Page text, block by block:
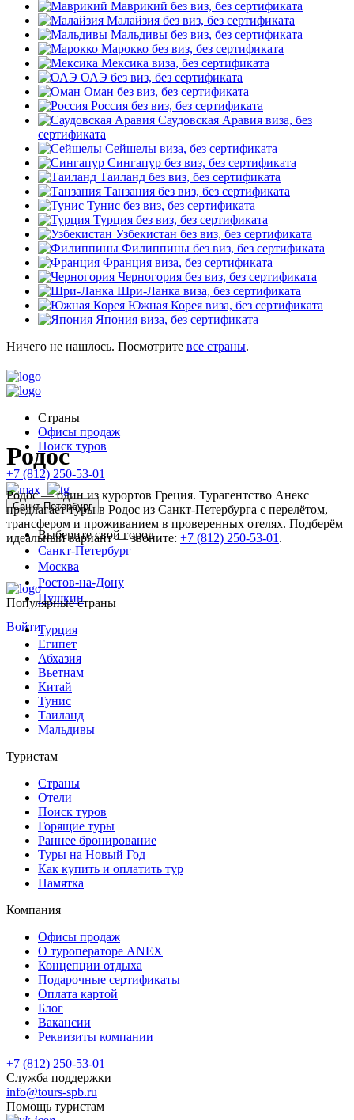
Маврикий без виз, без сертификата
Малайзия без виз, без сертификата
Мальдивы без виз, без сертификата
Марокко без виз, без сертификата
Мексика виза, без сертификата
ОАЭ без виз, без сертификата
Оман без виз, без сертификата
Россия без виз, без сертификата
Саудовская Аравия виза, без
сертификата
Сейшелы виза, без сертификата
Сингапур без виз, без сертификата
Таиланд без виз, без сертификата
Танзания без виз, без сертификата
Тунис без виз, без сертификата
Турция без виз, без сертификата
Узбекистан без виз, без сертификата
Филиппины без виз, без сертификата
Франция виза, без сертификата
Черногория без виз, без сертификата
Шри-Ланка виза, без сертификата
Южная Корея виза, без сертификата
Япония виза, без сертификата
Ничего не нашлось. Посмотрите все страны.
Страны
Офисы продаж
Поиск туров
+7 (812) 250-53-01
Санкт-Петербург
Выберите свой город
Санкт-Петербург
Москва
Ростов-на-Дону
Пушкин
Войти
Родос
Родос — один из курортов Греция. Турагентство Анекс
предлагает туры в Родос из Санкт-Петербурга с перелётом,
трансфером и проживанием в проверенных отелях. Подберём
идеальный вариант — звоните: +7 (812) 250-53-01 .
Популярные страны
Турция
Египет
Абхазия
Вьетнам
Китай
Тунис
Таиланд
Мальдивы
Туристам
Страны
Отели
Поиск туров
Горящие туры
Раннее бронирование
Туры на Новый Год
Как купить и оплатить тур
Памятка
Компания
Офисы продаж
О туроператоре ANEX
Концепции отдыха
Подарочные сертификаты
Оплата картой
Блог
Вакансии
Реквизиты компании
+7 (812) 250-53-01
Служба поддержки
info@tours-spb.ru
Помощь туристам